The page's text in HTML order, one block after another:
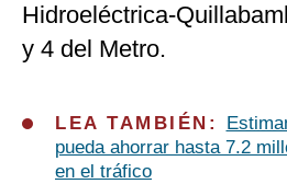
Hidroeléctrica-
y 4 del Metro.
LEA TAMBIÉN:
pueda ahorrar hasta 7.2
en el tráfico